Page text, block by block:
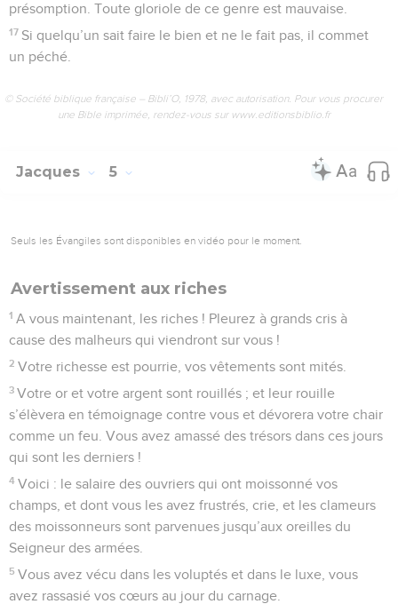
présomption. Toute gloriole de ce genre est mauvaise.
17 Si quelqu’un sait faire le bien et ne le fait pas, il commet
un péché.
© Société biblique française – Bibli’O, 1978, avec autorisation. Pour vous procurer
une Bible imprimée, rendez-vous sur www.editionsbiblio.fr
Jacques 5
Seuls les Évangiles sont disponibles en vidéo pour le moment.
Avertissement aux riches
1 A vous maintenant, les riches ! Pleurez à grands cris à
cause des malheurs qui viendront sur vous !
2 Votre richesse est pourrie, vos vêtements sont mités.
3 Votre or et votre argent sont rouillés ; et leur rouille
s’élèvera en témoignage contre vous et dévorera votre chair
comme un feu. Vous avez amassé des trésors dans ces jours
qui sont les derniers !
4 Voici : le salaire des ouvriers qui ont moissonné vos
champs, et dont vous les avez frustrés, crie, et les clameurs
des moissonneurs sont parvenues jusqu’aux oreilles du
Seigneur des armées.
5 Vous avez vécu dans les voluptés et dans le luxe, vous
avez rassasié vos cœurs au jour du carnage.